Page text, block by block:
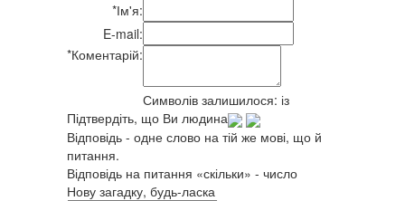
*Ім'я:
E-mail:
*Коментарій:
Символів залишилося: із
Підтвердіть, що Ви людина
Відповідь - одне слово на тій же мові, що й
питання.
Відповідь на питання «скільки» - число
Нову загадку, будь-ласка